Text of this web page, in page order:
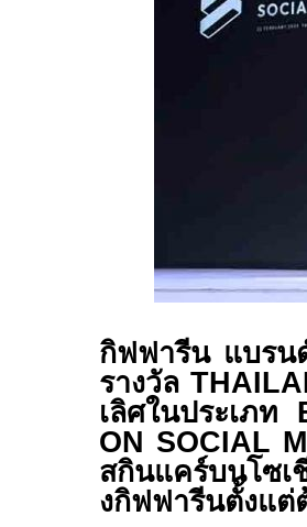
กิฟฟารีน แบรน
รางวัล
เลิศในประเภท
ON SOCIAL
สกินแคร์บนโซ
งกิฟฟารีนตั้งแต่